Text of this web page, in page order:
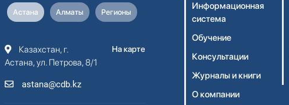
Астана Алматы Регионы
Казахстан, г.
Астана, ул. Петрова, 8/1
astana@cdb.kz
На карте
Информационная
система
Обучение
Консультации
Журналы и книги
О компании